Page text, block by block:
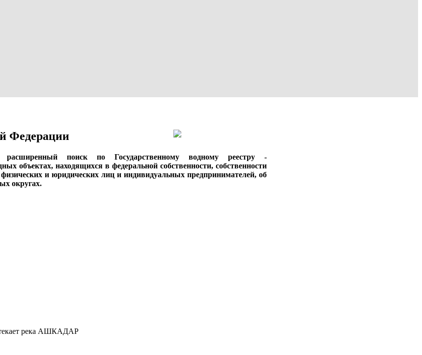
Федерации
поиск по Государственному водному реестру -
объектах, находящихся в федеральной собственности, собственности
и юридических лиц и индивидуальных предпринимателей, об
округах.
река АШКАДАР